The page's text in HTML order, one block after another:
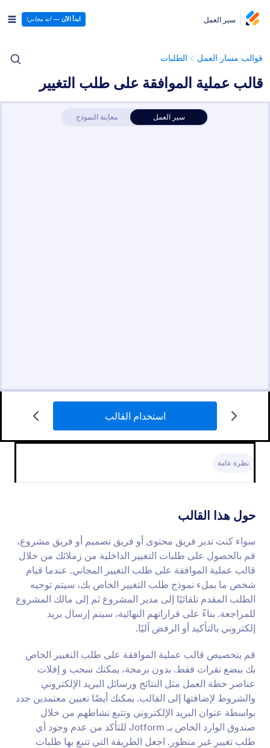
سير العمل ابدأ الآن —انه مجاني!
قوالب مسار العمل الطلبات
قالب عملية الموافقة على طلب التغيير
سير العمل معاينة النموذج
استخدام القالب
نظرة عامة
حول هذا القالب
سواء كنت تدير فريق محتوى أو فريق تصميم أو فريق مشروع،
قم بالحصول على طلبات التغيير الداخلية من زملائك من خلال
قالب عملية الموافقة على طلب التغيير المجاني. عندما قيام
شخص ما بملء نموذج طلب التغيير الخاص بك، سيتم توجيه
الطلب المقدم تلقائيًا إلى مدير المشروع ثم إلى مالك المشروع
للمراجعة. بناءً على قراراتهم النهائية، سيتم إرسال بريد
إلكتروني بالتأكيد أو الرفض آليًا.
قم بتخصيص قالب عملية الموافقة على طلب التغيير الخاص
بك ببضع نقرات فقط. بدون برمجة، يمكنك سحب و إفلات
عناصر خطة العمل مثل النتائج ورسائل البريد الإلكتروني
والشروط لإضافتها إلى القالب. يمكنك أيضًا تعيين معتمدين جدد
بواسطة عنوان البريد الإلكتروني وتتبع نشاطهم من خلال
صندوق الوارد الخاص بـ Jotform للتأكد من عدم وجود أي
طلب تغيير غير منظور. اجعل الطريقة التي تتبع بها طلبات